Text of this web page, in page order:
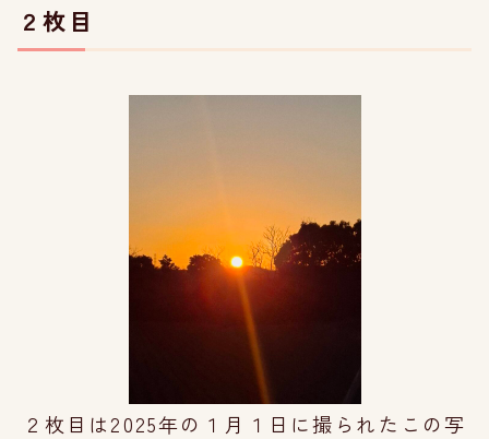
２枚目
２枚目は2025年の１月１日に撮られたこの写